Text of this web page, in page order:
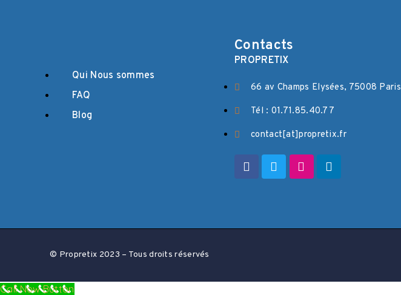
Qui Nous sommes
FAQ
Blog
Contacts
PROPRETIX
66 av Champs Elysées, 75008 Paris
Tél : 01.71.85.40.77
contact[at]propretix.fr
© Propretix 2023 – Tous droits réservés
Call Now Button